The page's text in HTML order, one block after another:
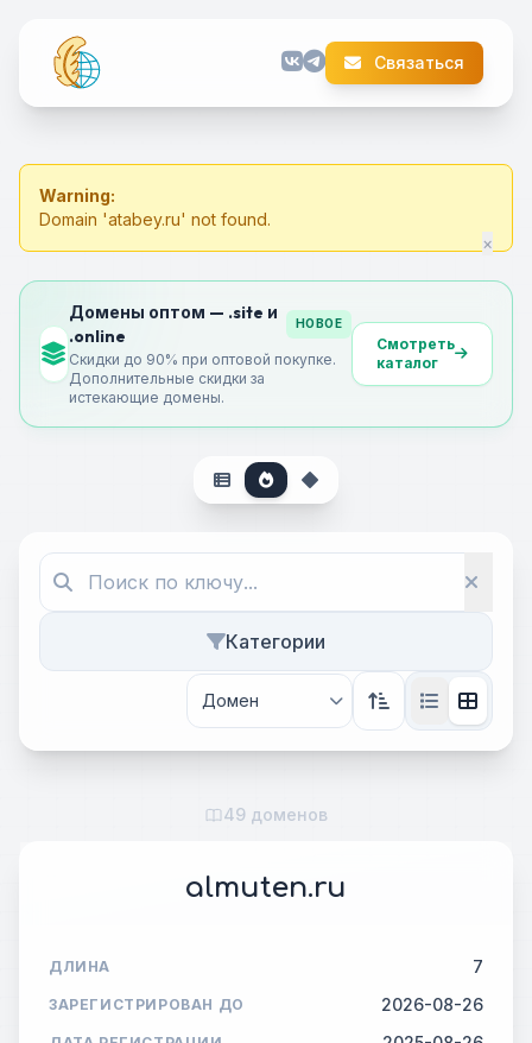
Связаться
Warning:
Domain 'atabey.ru' not found.
×
Домены оптом — .site и
.online
НОВОЕ
Скидки до 90% при оптовой покупке.
Дополнительные скидки за
истекающие домены.
Смотреть
каталог
Категории
49 доменов
almuten.ru
ДЛИНА 7
ЗАРЕГИСТРИРОВАН ДО 2026-08-26